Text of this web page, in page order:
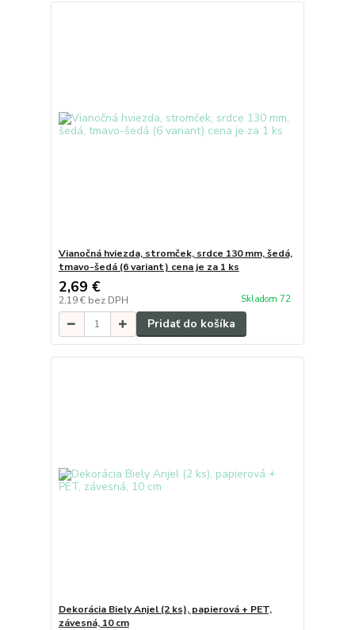
Vianočná hviezda, stromček, srdce 130 mm, šedá,
tmavo-šedá (6 variant) cena je za 1 ks
2,69 €
2,19 € bez DPH Skladom 72
Pridať do košíka
Dekorácia Biely Anjel (2 ks), papierová + PET,
závesná, 10 cm